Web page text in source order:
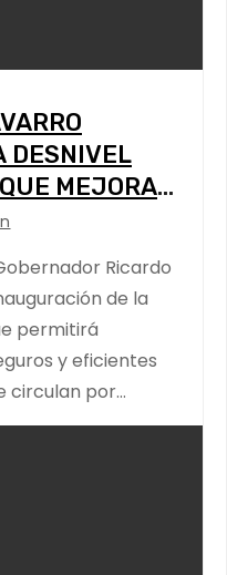
DESNIVEL
MEJORA
Ricardo
de la
permitirá
y eficientes
circulan por…